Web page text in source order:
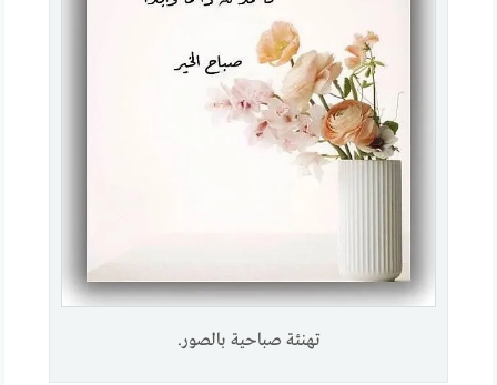
تهنئة صباحية بالصور.